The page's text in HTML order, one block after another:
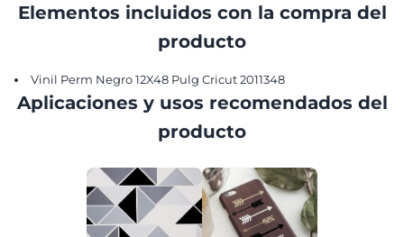
Elementos incluidos con la compra del
producto
Vinil Perm Negro 12X48 Pulg Cricut 2011348
Aplicaciones y usos recomendados del
producto